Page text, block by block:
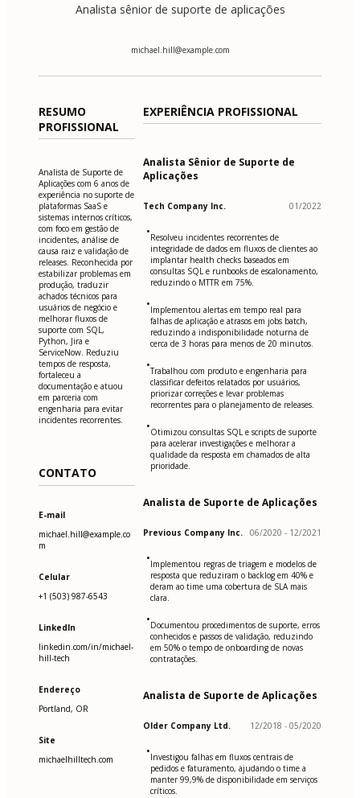
Analista sênior de suporte de aplicações
michael.hill@example.com
RESUMO
PROFISSIONAL
Analista de Suporte de
Aplicações com 6 anos de
experiência no suporte de
plataformas SaaS e
sistemas internos críticos,
com foco em gestão de
incidentes, análise de
causa raiz e validação de
releases. Reconhecida por
estabilizar problemas em
produção, traduzir
achados técnicos para
usuários de negócio e
melhorar fluxos de
suporte com SQL,
Python, Jira e
ServiceNow. Reduziu
tempos de resposta,
fortaleceu a
documentação e atuou
em parceria com
engenharia para evitar
incidentes recorrentes.
CONTATO
E-mail
michael.hill@example.co
m
Celular
+1 (503) 987-6543
LinkedIn
linkedin.com/in/michael-
hill-tech
Endereço
Portland, OR
Site
michaelhilltech.com
EXPERIÊNCIA PROFISSIONAL
Analista Sênior de Suporte de
Aplicações
Tech Company Inc. 01/2022
•Resolveu incidentes recorrentes de
integridade de dados em fluxos de clientes ao
implantar health checks baseados em
consultas SQL e runbooks de escalonamento,
reduzindo o MTTR em 75%.
•Implementou alertas em tempo real para
falhas de aplicação e atrasos em jobs batch,
reduzindo a indisponibilidade noturna de
cerca de 3 horas para menos de 20 minutos.
•Trabalhou com produto e engenharia para
classificar defeitos relatados por usuários,
priorizar correções e levar problemas
recorrentes para o planejamento de releases.
•Otimizou consultas SQL e scripts de suporte
para acelerar investigações e melhorar a
qualidade da resposta em chamados de alta
prioridade.
Analista de Suporte de Aplicações
Previous Company Inc. 06/2020 - 12/2021
•Implementou regras de triagem e modelos de
resposta que reduziram o backlog em 40% e
deram ao time uma cobertura de SLA mais
clara.
•Documentou procedimentos de suporte, erros
conhecidos e passos de validação, reduzindo
em 50% o tempo de onboarding de novas
contratações.
Analista de Suporte de Aplicações
Older Company Ltd. 12/2018 - 05/2020
•Investigou falhas em fluxos centrais de
pedidos e faturamento, ajudando o time a
manter 99,9% de disponibilidade em serviços
críticos.